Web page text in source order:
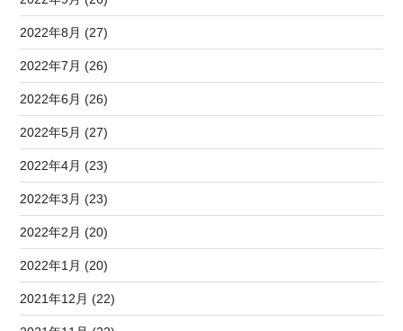
2022年8月 (27)
2022年7月 (26)
2022年6月 (26)
2022年5月 (27)
2022年4月 (23)
2022年3月 (23)
2022年2月 (20)
2022年1月 (20)
2021年12月 (22)